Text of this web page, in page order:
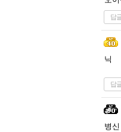
답
닉
답
병